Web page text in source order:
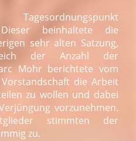
beinhaltete die
sehr alten Satzung,
der Anzahl der
Mohr berichtete vom
die Arbeit
zu wollen und dabei
vorzunehmen.
stimmten der
zu.